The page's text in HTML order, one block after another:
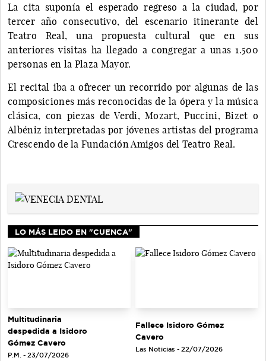
La cita suponía el esperado regreso a la ciudad, por
tercer año consecutivo, del escenario itinerante del
Teatro Real, una propuesta cultural que en sus
anteriores visitas ha llegado a congregar a unas 1.500
personas en la Plaza Mayor.
El recital iba a ofrecer un recorrido por algunas de las
composiciones más reconocidas de la ópera y la música
clásica, con piezas de Verdi, Mozart, Puccini, Bizet o
Albéniz interpretadas por jóvenes artistas del programa
Crescendo de la Fundación Amigos del Teatro Real.
LO MÁS LEIDO EN "CUENCA"
Multitudinaria
despedida a Isidoro
Gómez Cavero
P.M. - 23/07/2026
Fallece Isidoro Gómez
Cavero
Las Noticias - 22/07/2026